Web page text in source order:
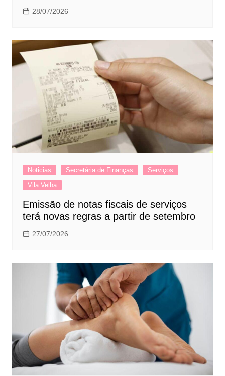
28/07/2026
Noticias Secretária de Finanças
Serviços
Vila Velha
Emissão de notas fiscais de serviços
terá novas regras a partir de setembro
27/07/2026